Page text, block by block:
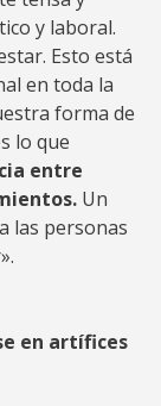
y laboral.
Esto está
en toda la
forma de
lo que
entre
Un
las personas
en artífices